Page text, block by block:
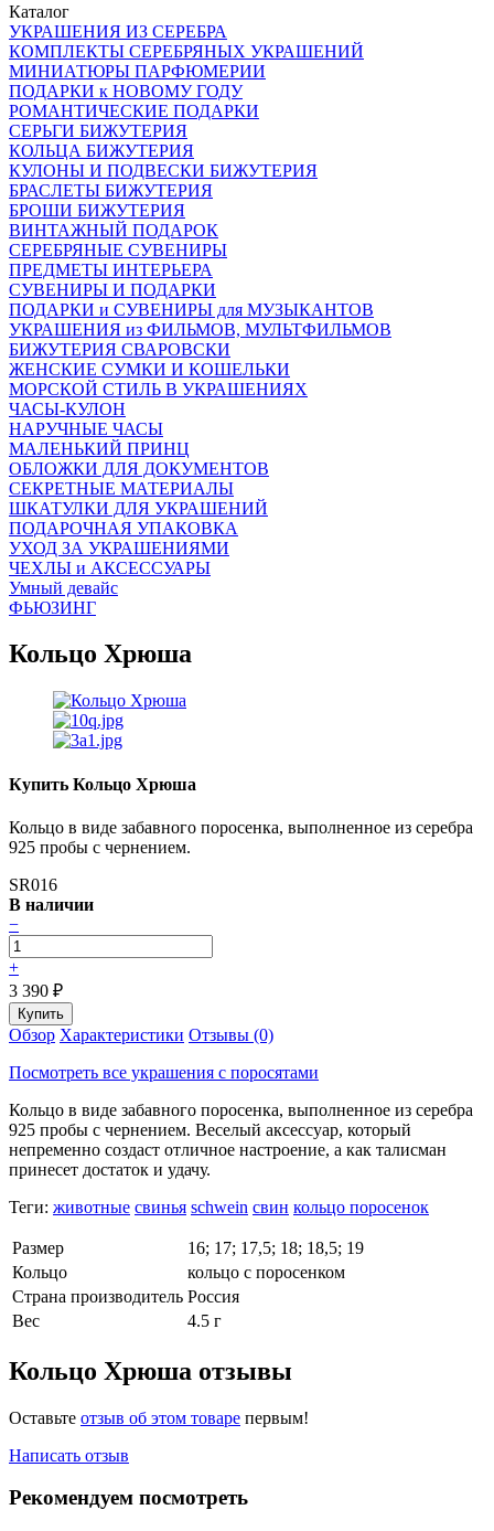
Каталог
УКРАШЕНИЯ ИЗ СЕРЕБРА
КОМПЛЕКТЫ СЕРЕБРЯНЫХ УКРАШЕНИЙ
МИНИАТЮРЫ ПАРФЮМЕРИИ
ПОДАРКИ к НОВОМУ ГОДУ
РОМАНТИЧЕСКИЕ ПОДАРКИ
СЕРЬГИ БИЖУТЕРИЯ
КОЛЬЦА БИЖУТЕРИЯ
КУЛОНЫ И ПОДВЕСКИ БИЖУТЕРИЯ
БРАСЛЕТЫ БИЖУТЕРИЯ
БРОШИ БИЖУТЕРИЯ
ВИНТАЖНЫЙ ПОДАРОК
СЕРЕБРЯНЫЕ СУВЕНИРЫ
ПРЕДМЕТЫ ИНТЕРЬЕРА
СУВЕНИРЫ И ПОДАРКИ
ПОДАРКИ и СУВЕНИРЫ для МУЗЫКАНТОВ
УКРАШЕНИЯ из ФИЛЬМОВ, МУЛЬТФИЛЬМОВ
БИЖУТЕРИЯ СВАРОВСКИ
ЖЕНСКИЕ СУМКИ И КОШЕЛЬКИ
МОРСКОЙ СТИЛЬ В УКРАШЕНИЯХ
ЧАСЫ-КУЛОН
НАРУЧНЫЕ ЧАСЫ
МАЛЕНЬКИЙ ПРИНЦ
ОБЛОЖКИ ДЛЯ ДОКУМЕНТОВ
СЕКРЕТНЫЕ МАТЕРИАЛЫ
ШКАТУЛКИ ДЛЯ УКРАШЕНИЙ
ПОДАРОЧНАЯ УПАКОВКА
УХОД ЗА УКРАШЕНИЯМИ
ЧEХЛЫ и АКСЕССУАРЫ
Умный девайс
ФЬЮЗИНГ
Кольцо Хрюша
Купить Кольцо Хрюша
Кольцо в виде забавного поросенка, выполненное из серебра
925 пробы с чернением.
SR016
В наличии
−
+
3 390 ₽
Обзор Характеристики Отзывы (0)
Посмотреть все украшения с поросятами
Кольцо в виде забавного поросенка, выполненное из серебра
925 пробы с чернением. Веселый аксессуар, который
непременно создаст отличное настроение, а как талисман
принесет достаток и удачу.
Теги: животные свинья schwein свин кольцо поросенок
Размер
16; 17; 17,5; 18; 18,5; 19
Кольцо
кольцо с поросенком
Страна производитель Россия
Вес
4.5 г
Кольцо Хрюша отзывы
Оставьте отзыв об этом товаре первым!
Написать отзыв
Рекомендуем посмотреть